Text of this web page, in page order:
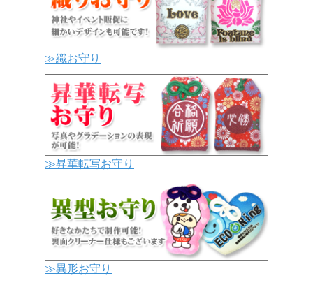
≫織お守り
≫昇華転写お守り
≫異形お守り